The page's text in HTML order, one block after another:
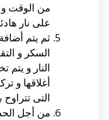
على نار
ثم يتم
السكر و
النار و يتم
أغلاقها و
التى تتراوح بين 4 أيام
من أجل